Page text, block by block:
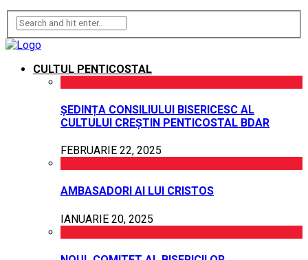
CULTUL PENTICOSTAL
ȘEDINȚA CONSILIULUI BISERICESC AL
CULTULUI CREȘTIN PENTICOSTAL BDAR
FEBRUARIE 22, 2025
AMBASADORI AI LUI CRISTOS
IANUARIE 20, 2025